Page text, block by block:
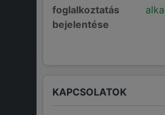
foglalkoztatás
bejelentése
KAPCSOLATOK